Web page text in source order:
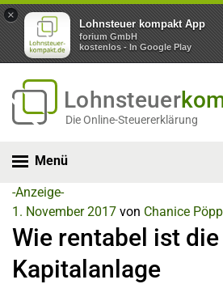
×
Lohnsteuer kompakt App
forium GmbH
kostenlos - In Google Play
Lohnsteuer
Die Online-Steuererklärung
Menü
-Anzeige-
1. November 2017 von Chanice
Wie rentabel ist die
Kapitalanlage